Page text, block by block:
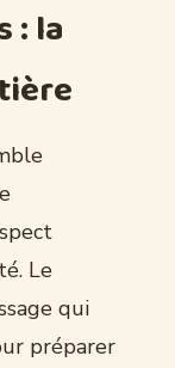
: la
Le
qui
préparer